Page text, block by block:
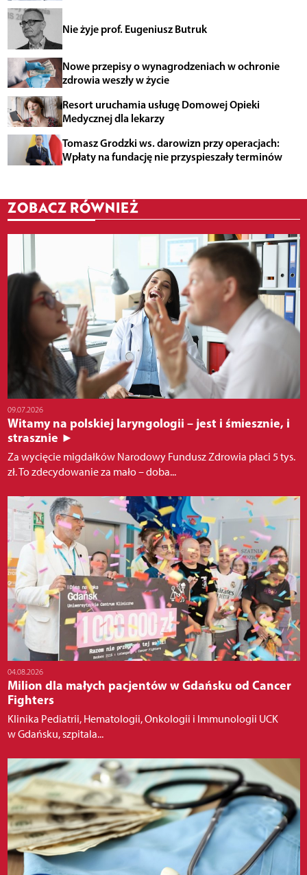
Nie żyje prof. Eugeniusz Butruk
Nowe przepisy o wynagrodzeniach w ochronie
zdrowia weszły w życie
Resort uruchamia usługę Domowej Opieki
Medycznej dla lekarzy
Tomasz Grodzki ws. darowizn przy operacjach:
Wpłaty na fundację nie przyspieszały terminów
ZOBACZ RÓWNIEŻ
09.07.2026
Witamy na polskiej laryngologii – jest i śmiesznie, i
strasznie ►
Za wycięcie migdałków Narodowy Fundusz Zdrowia płaci 5 tys.
zł. To zdecydowanie za mało – doba...
04.08.2026
Milion dla małych pacjentów w Gdańsku od Cancer
Fighters
Klinika Pediatrii, Hematologii, Onkologii i Immunologii UCK
w Gdańsku, szpitala...